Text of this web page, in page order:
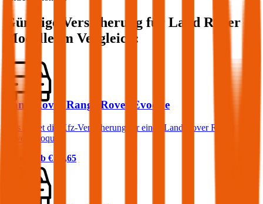
Günstige Versicherung für Land Rover
Modelle im Vergleich:
Land Rover Range Rover Evoque
Was kostet die Kfz-Versicherung für einen Land Rover Range
Rover Evoque?
Prämie ab € 83,65